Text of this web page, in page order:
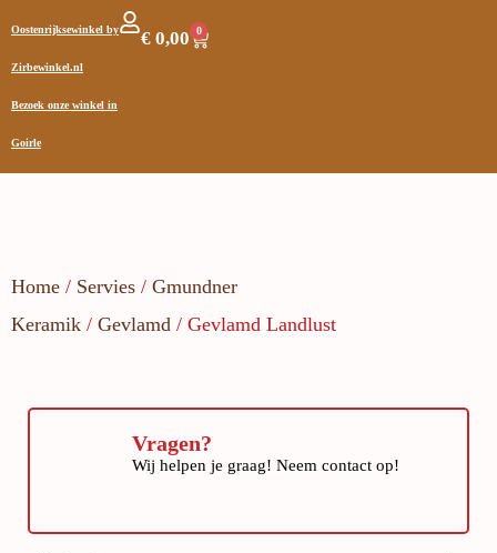
Oostenrijksewinkel by
Zirbewinkel.nl
Bezoek onze winkel in
Goirle
€ 0,00 0
Home / Servies / Gmundner
Keramik / Gevlamd / Gevlamd Landlust
Vragen?
Wij helpen je graag! Neem contact op!